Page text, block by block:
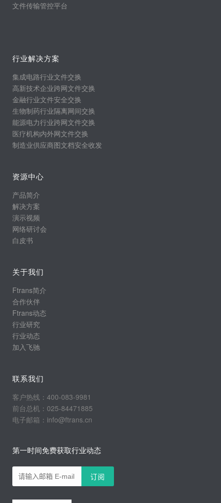
文件传输管控平台
行业解决方案
集成电路行业文件交换
高新技术企业跨网文件交换
金融行业文件安全交换
生物制药行业隔离网间交换
能源电力行业跨网文件交换
医疗机构内外网文件交换
制造业供应商图文档安全收发
资源中心
产品简介
解决方案
演示视频
网络研讨会
白皮书
关于我们
Ftrans简介
合作伙伴
Ftrans动态
行业研究
行业动态
加入飞驰
联系我们
客户热线：400-083-9981
前台总机：025-84471885
电子邮箱：info@ftrans.cn
第一时间免费获取行业动态